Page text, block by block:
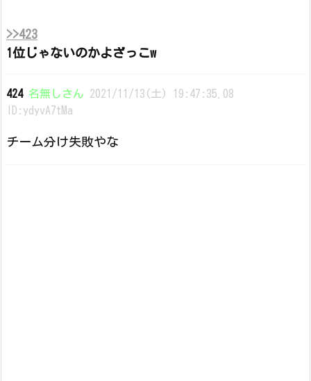
>>423
1位じゃないのかよざっこw
424 名無しさん 2021/11/13(土) 19:47:35.08
ID:ydyvA7tMa
チーム分け失敗やな